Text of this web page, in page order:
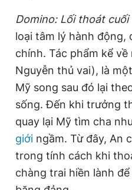
Domino: Lối thoát cuối
loại tâm lý hành động,
chính. Tác phẩm kể
Nguyễn thủ vai), là
Mỹ song sau đó lại
sống. Đến khi trưởng
quay lại Mỹ tìm cha
giới ngầm. Từ đây, An
trong tính cách khi
chàng trai hiền lành